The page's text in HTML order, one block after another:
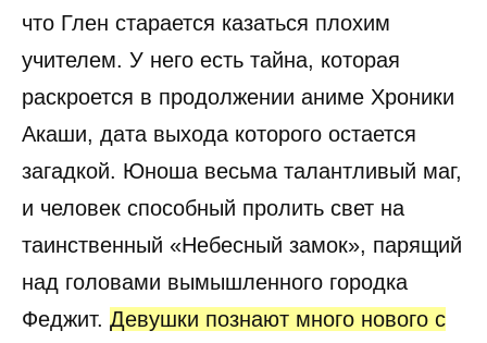
что Глен старается казаться плохим
учителем. У него есть тайна, которая
раскроется в продолжении аниме Хроники
Акаши, дата выхода которого остается
загадкой. Юноша весьма талантливый маг,
и человек способный пролить свет на
таинственный «Небесный замок», парящий
над головами вымышленного городка
Феджит. Девушки познают много нового с